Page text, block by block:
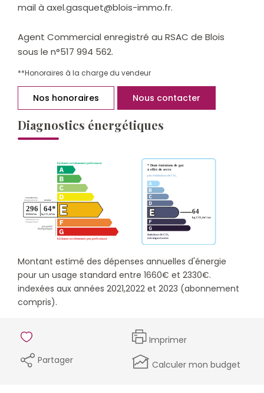
mail à axel.gasquet@blois-immo.fr.
Agent Commercial enregistré au RSAC de Blois
sous le n°517 994 562.
**Honoraires à la charge du vendeur
Nos honoraires Nous contacter
Diagnostics énergétiques
Montant estimé des dépenses annuelles d'énergie
pour un usage standard entre 1660€ et 2330€.
indexées aux années 2021,2022 et 2023 (abonnement
compris).
Imprimer
Partager
Calculer mon budget